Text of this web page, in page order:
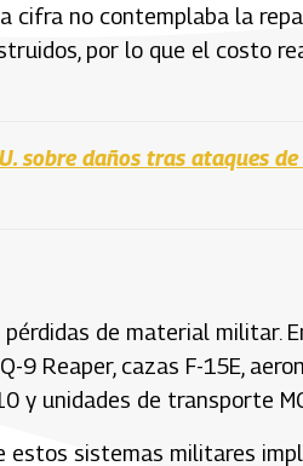
cifra no contemplaba la
por lo que el costo
sobre daños tras ataques
de material militar.
9 Reaper, cazas F-15E,
y unidades de transporte
estos sistemas militares